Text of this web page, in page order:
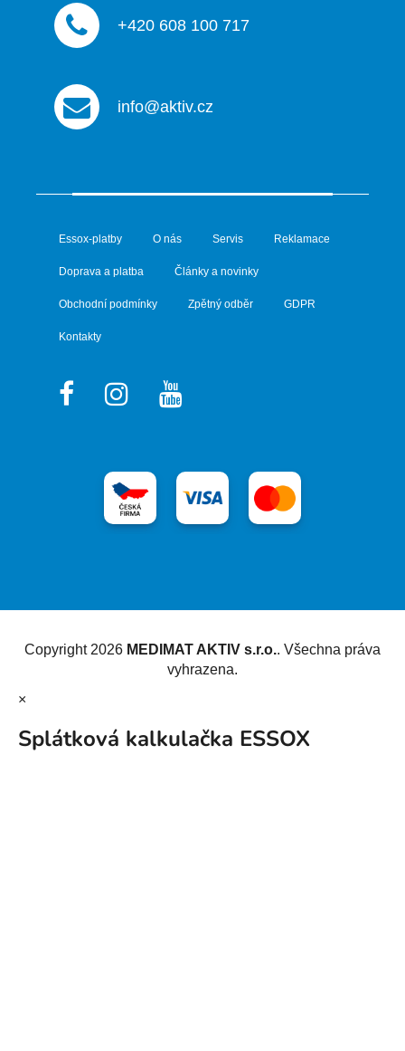
u
+420 608 100 717
info@aktiv.cz
Essox-platby O nás Servis Reklamace
Doprava a platba Články a novinky
Obchodní podmínky Zpětný odběr GDPR
Kontakty
Copyright 2026 MEDIMAT AKTIV s.r.o.. Všechna práva
vyhrazena.
×
Splátková kalkulačka ESSOX